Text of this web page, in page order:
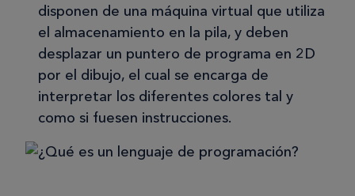
disponen de una máquina virtual que utiliza
el almacenamiento en la pila, y deben
desplazar un puntero de programa en 2D
por el dibujo, el cual se encarga de
interpretar los diferentes colores tal y
como si fuesen instrucciones.